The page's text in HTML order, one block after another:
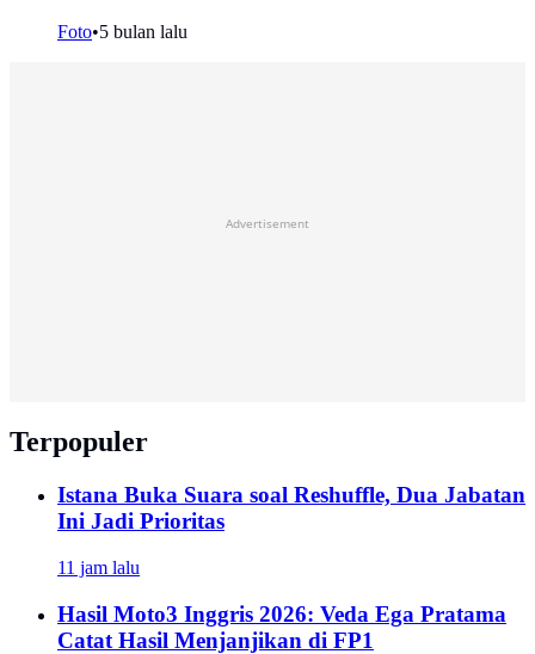
Foto•5 bulan lalu
Advertisement
Terpopuler
Istana Buka Suara soal Reshuffle, Dua Jabatan
Ini Jadi Prioritas
11 jam lalu
Hasil Moto3 Inggris 2026: Veda Ega Pratama
Catat Hasil Menjanjikan di FP1